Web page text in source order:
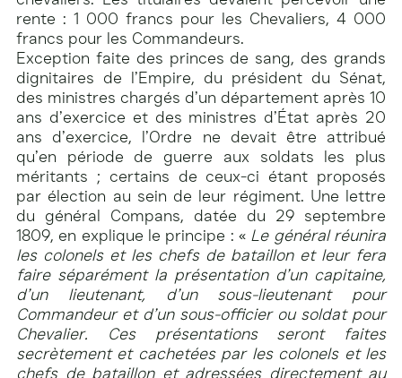
rente : 1 000 francs pour les Chevaliers, 4 000
francs pour les Commandeurs.
Exception faite des princes de sang, des grands
dignitaires de l’Empire, du président du Sénat,
des ministres chargés d’un département après 10
ans d’exercice et des ministres d’État après 20
ans d’exercice, l’Ordre ne devait être attribué
qu’en période de guerre aux soldats les plus
méritants ; certains de ceux-ci étant proposés
par élection au sein de leur régiment. Une lettre
du général Compans, datée du 29 septembre
1809, en explique le principe : « Le général réunira
les colonels et les chefs de bataillon et leur fera
faire séparément la présentation d’un capitaine,
d’un lieutenant, d’un sous-lieutenant pour
Commandeur et d’un sous-officier ou soldat pour
Chevalier. Ces présentations seront faites
secrètement et cachetées par les colonels et les
chefs de bataillon et adressées directement au